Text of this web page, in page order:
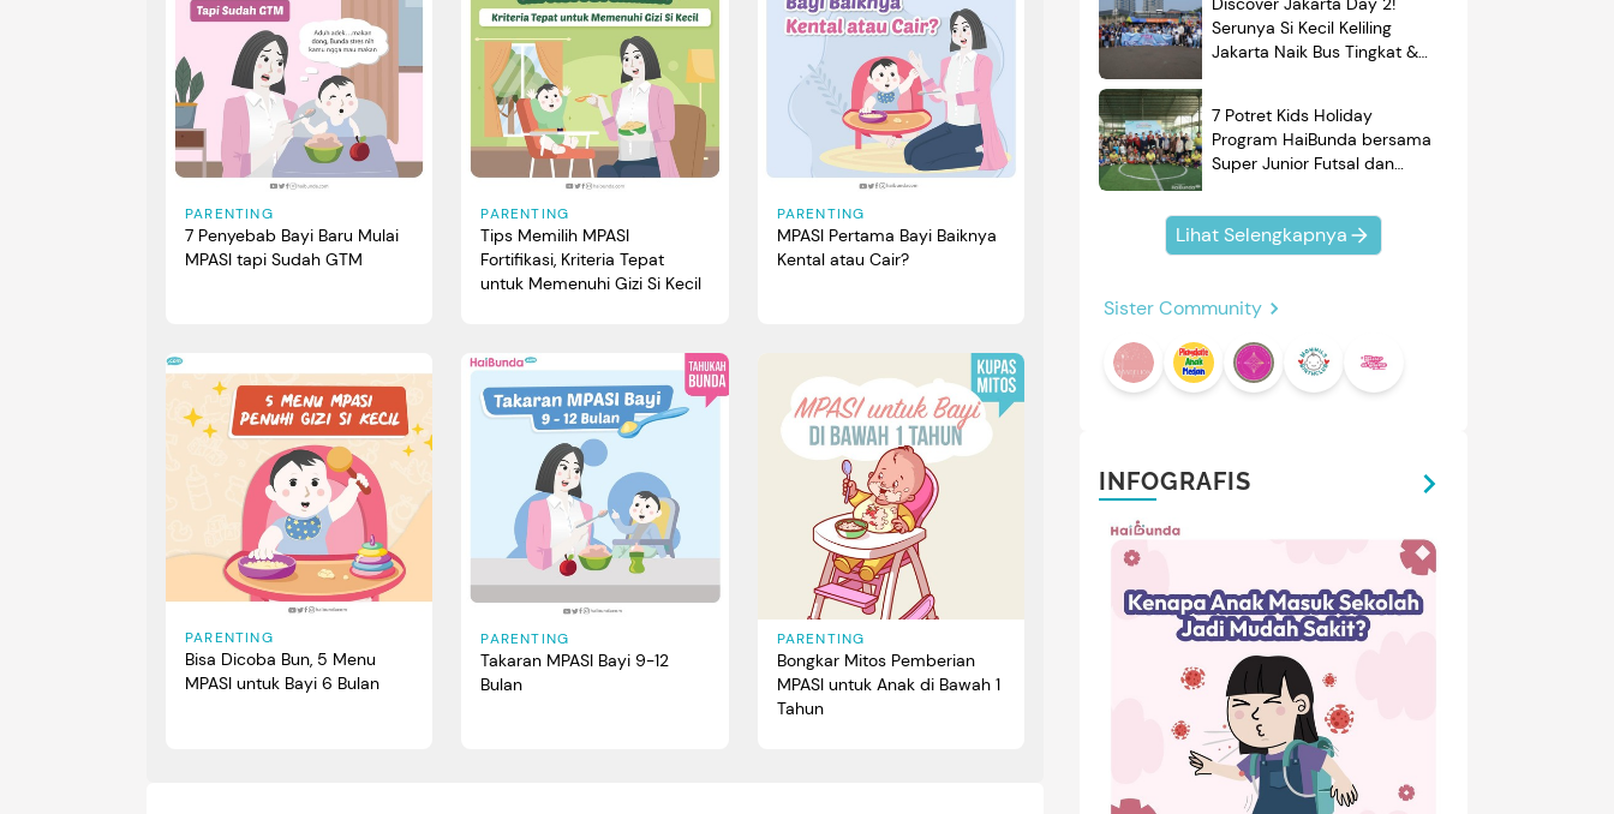
PARENTING
7 Penyebab Bayi Baru Mulai
MPASI tapi Sudah GTM
PARENTING
Tips Memilih MPASI
Fortifikasi, Kriteria Tepat
untuk Memenuhi Gizi Si Kecil
PARENTING
MPASI Pertama Bayi Baiknya
Kental atau Cair?
PARENTING
Bisa Dicoba Bun, 5 Menu
MPASI untuk Bayi 6 Bulan
PARENTING
Takaran MPASI Bayi 9-12
Bulan
PARENTING
Bongkar Mitos Pemberian
MPASI untuk Anak di Bawah 1
Tahun
Serunya Si Kecil Keliling
Jakarta Naik Bus Tingkat &
7 Potret Kids Holiday
Program HaiBunda bersama
Super Junior Futsal dan
Kompak Banget!
Lihat Selengkapnya
Sister Community
INFOGRAFIS